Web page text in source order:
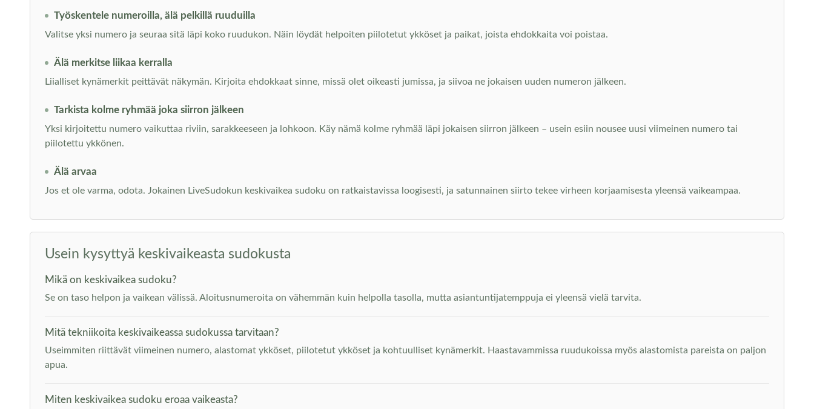
Työskentele numeroilla, älä pelkillä ruuduilla
Valitse yksi numero ja seuraa sitä läpi koko ruudukon. Näin löydät helpoiten piilotetut ykköset ja paikat, joista ehdokkaita voi poistaa.
Älä merkitse liikaa kerralla
Liialliset kynämerkit peittävät näkymän. Kirjoita ehdokkaat sinne, missä olet oikeasti jumissa, ja siivoa ne jokaisen uuden numeron jälkeen.
Tarkista kolme ryhmää joka siirron jälkeen
Yksi kirjoitettu numero vaikuttaa riviin, sarakkeeseen ja lohkoon. Käy nämä kolme ryhmää läpi jokaisen siirron jälkeen – usein esiin nousee uusi viimeinen numero tai
piilotettu ykkönen.
Älä arvaa
Jos et ole varma, odota. Jokainen LiveSudokun keskivaikea sudoku on ratkaistavissa loogisesti, ja satunnainen siirto tekee virheen korjaamisesta yleensä vaikeampaa.
Usein kysyttyä keskivaikeasta sudokusta
Mikä on keskivaikea sudoku?
Se on taso helpon ja vaikean välissä. Aloitusnumeroita on vähemmän kuin helpolla tasolla, mutta asiantuntijatemppuja ei yleensä vielä tarvita.
Mitä tekniikoita keskivaikeassa sudokussa tarvitaan?
Useimmiten riittävät viimeinen numero, alastomat ykköset, piilotetut ykköset ja kohtuulliset kynämerkit. Haastavammissa ruudukoissa myös alastomista pareista on paljon
apua.
Miten keskivaikea sudoku eroaa vaikeasta?